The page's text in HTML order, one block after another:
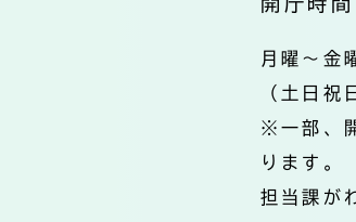
月曜～
（土日祝
※一部、
ります。
担当課が